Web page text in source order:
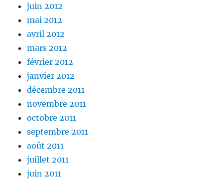
juin 2012
mai 2012
avril 2012
mars 2012
février 2012
janvier 2012
décembre 2011
novembre 2011
octobre 2011
septembre 2011
août 2011
juillet 2011
juin 2011